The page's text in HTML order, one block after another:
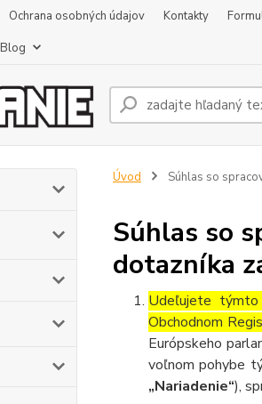
Ochrana osobných údajov Kontakty
Blog
Úvod Súhlas so
Súhlas so
dotazníka
Udeľujete týmto
Obchodnom
Európskeho
voľnom pohybe
„Nariadenie“),